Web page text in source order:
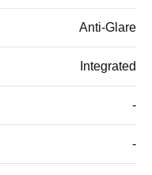
Anti-Glare
Integrated
-
-